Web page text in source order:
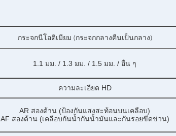
กระจกนีโอดิเมียม (กระจกกลางคืนเป็นกลาง)
1.1 มม. / 1.3 มม. / 1.5 มม. / อื่น ๆ
ความละเอียด HD
AR สองด้าน (ป้องกันแสงสะท้อนบนเคลือบ)
AF สองด้าน (เคลือบกันน้ำกันน้ำมันและกันรอยขีดข่วน)